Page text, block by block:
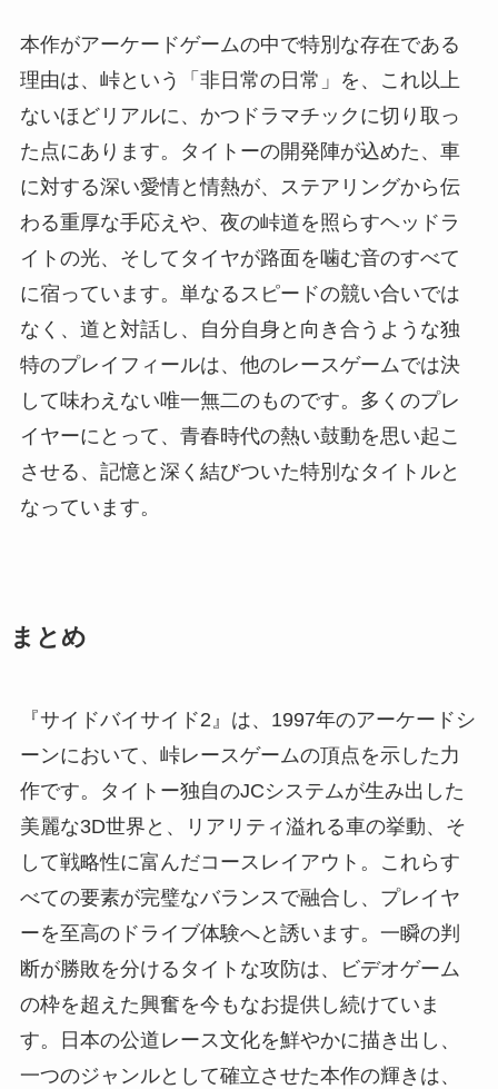
本作がアーケードゲームの中で特別な存在である
理由は、峠という「非日常の日常」を、これ以上
ないほどリアルに、かつドラマチックに切り取っ
た点にあります。タイトーの開発陣が込めた、車
に対する深い愛情と情熱が、ステアリングから伝
わる重厚な手応えや、夜の峠道を照らすヘッドラ
イトの光、そしてタイヤが路面を噛む音のすべて
に宿っています。単なるスピードの競い合いでは
なく、道と対話し、自分自身と向き合うような独
特のプレイフィールは、他のレースゲームでは決
して味わえない唯一無二のものです。多くのプレ
イヤーにとって、青春時代の熱い鼓動を思い起こ
させる、記憶と深く結びついた特別なタイトルと
なっています。
まとめ
『サイドバイサイド2』は、1997年のアーケードシ
ーンにおいて、峠レースゲームの頂点を示した力
作です。タイトー独自のJCシステムが生み出した
美麗な3D世界と、リアリティ溢れる車の挙動、そ
して戦略性に富んだコースレイアウト。これらす
べての要素が完璧なバランスで融合し、プレイヤ
ーを至高のドライブ体験へと誘います。一瞬の判
断が勝敗を分けるタイトな攻防は、ビデオゲーム
の枠を超えた興奮を今もなお提供し続けていま
す。日本の公道レース文化を鮮やかに描き出し、
一つのジャンルとして確立させた本作の輝きは、